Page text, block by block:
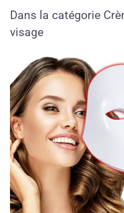
Dans la catégorie
visage